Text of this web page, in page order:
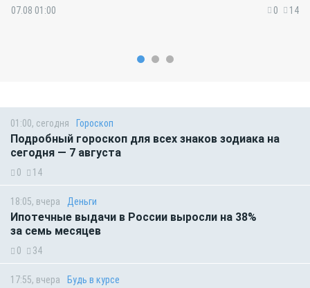
07.08 01:00 0 14
01:00, сегодня Гороскоп
Подробный гороскоп для всех знаков зодиака на
сегодня — 7 августа
0 14
18:05, вчера Деньги
Ипотечные выдачи в России выросли на 38%
за семь месяцев
0 34
17:55, вчера Будь в курсе